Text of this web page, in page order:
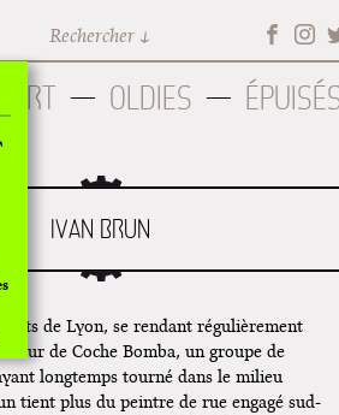
Rechercher
ART OLDIES
IVAN BRUN
Arts de Lyon, se rendant régulièrement
de Coche Bomba, un groupe de
longtemps tourné dans le milieu
tient plus du peintre de rue engagé sud-